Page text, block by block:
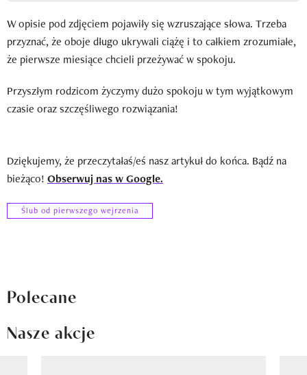
W opisie pod zdjęciem pojawiły się wzruszające słowa. Trzeba
przyznać, że oboje długo ukrywali ciążę i to całkiem zrozumiałe,
że pierwsze miesiące chcieli przeżywać w spokoju.
Przyszłym rodzicom życzymy dużo spokoju w tym wyjątkowym
czasie oraz szczęśliwego rozwiązania!
Dziękujemy, że przeczytałaś/eś nasz artykuł do końca. Bądź na
bieżąco! Obserwuj nas w Google.
Ślub od pierwszego wejrzenia
Polecane
Nasze akcje